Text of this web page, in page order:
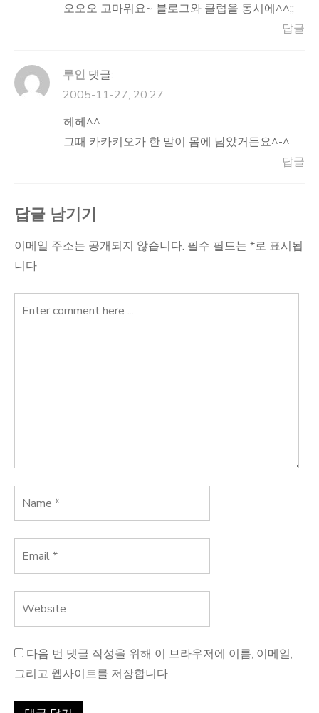
오오오 고마워요~ 블로그와 클럽을 동시에^^;;
답글
루인 댓글:
2005-11-27, 20:27
헤헤^^
그때 카카키오가 한 말이 몸에 남았거든요^-^
답글
답글 남기기
이메일 주소는 공개되지 않습니다. 필수 필드는 *로 표시됩
니다
다음 번 댓글 작성을 위해 이 브라우저에 이름, 이메일,
그리고 웹사이트를 저장합니다.